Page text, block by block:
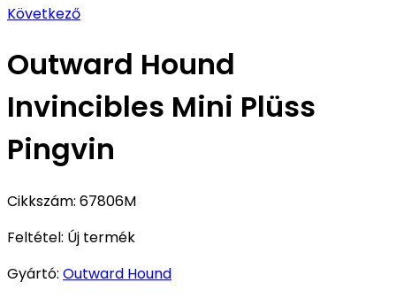
Következő
Outward Hound
Invincibles Mini Plüss
Pingvin
Cikkszám: 67806M
Feltétel: Új termék
Gyártó: Outward Hound